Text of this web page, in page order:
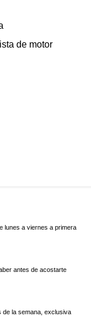
de motor
lunes a viernes a primera
antes de acostarte
de la semana, exclusiva